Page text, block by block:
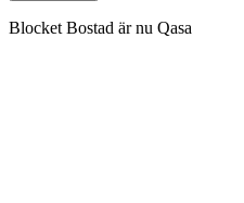
Blocket Bostad är nu Qasa